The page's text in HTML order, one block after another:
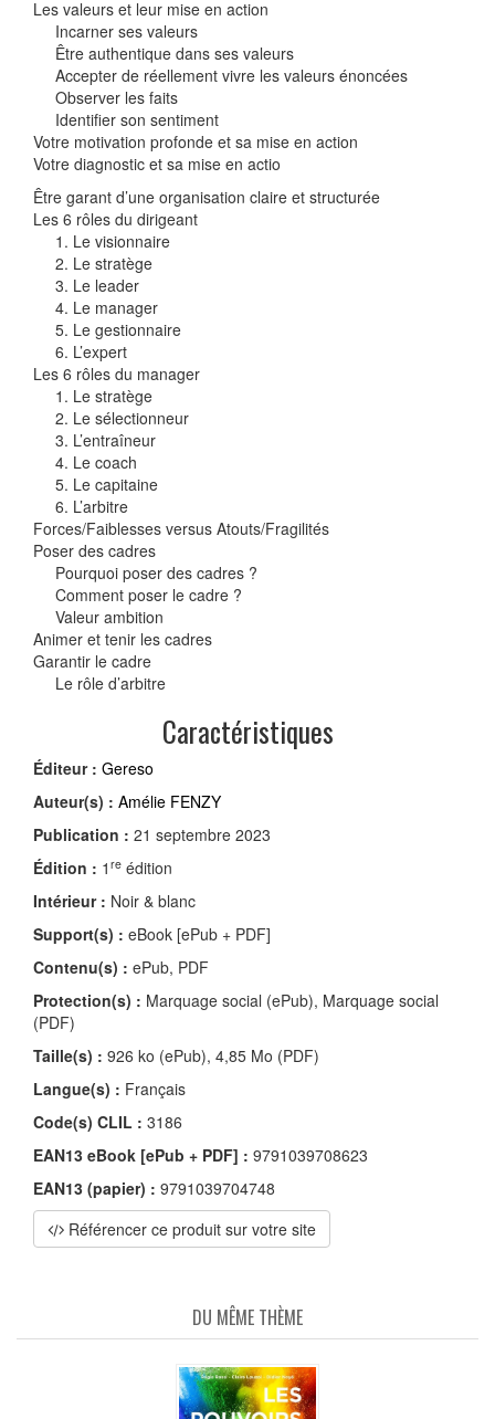
Les valeurs et leur mise en action
Incarner ses valeurs
Être authentique dans ses valeurs
Accepter de réellement vivre les valeurs énoncées
Observer les faits
Identifier son sentiment
Votre motivation profonde et sa mise en action
Votre diagnostic et sa mise en actio
Être garant d’une organisation claire et structurée
Les 6 rôles du dirigeant
1. Le visionnaire
2. Le stratège
3. Le leader
4. Le manager
5. Le gestionnaire
6. L’expert
Les 6 rôles du manager
1. Le stratège
2. Le sélectionneur
3. L’entraîneur
4. Le coach
5. Le capitaine
6. L’arbitre
Forces/Faiblesses versus Atouts/Fragilités
Poser des cadres
Pourquoi poser des cadres ?
Comment poser le cadre ?
Valeur ambition
Animer et tenir les cadres
Garantir le cadre
Le rôle d’arbitre
Caractéristiques
Éditeur : Gereso
Auteur(s) : Amélie FENZY
Publication : 21 septembre 2023
Édition : 1 re édition
Intérieur : Noir & blanc
Support(s) : eBook [ePub + PDF]
Contenu(s) : ePub, PDF
Protection(s) : Marquage social (ePub), Marquage social
(PDF)
Taille(s) : 926 ko (ePub), 4,85 Mo (PDF)
Langue(s) : Français
Code(s) CLIL : 3186
EAN13 eBook [ePub + PDF] : 9791039708623
EAN13 (papier) : 9791039704748
Référencer ce produit sur votre site
DU MÊME THÈME